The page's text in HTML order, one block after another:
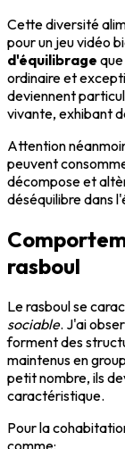
Cette diversité
pour un jeu vidéo
d'équilibrage
ordinaire et
deviennent
vivante, exhibant
Attention
peuvent
décompose et
déséquilibre dans
rasboul
Le rasboul se
sociable. J'ai
forment des
maintenus en
petit nombre, ils
caractéristique.
Pour la